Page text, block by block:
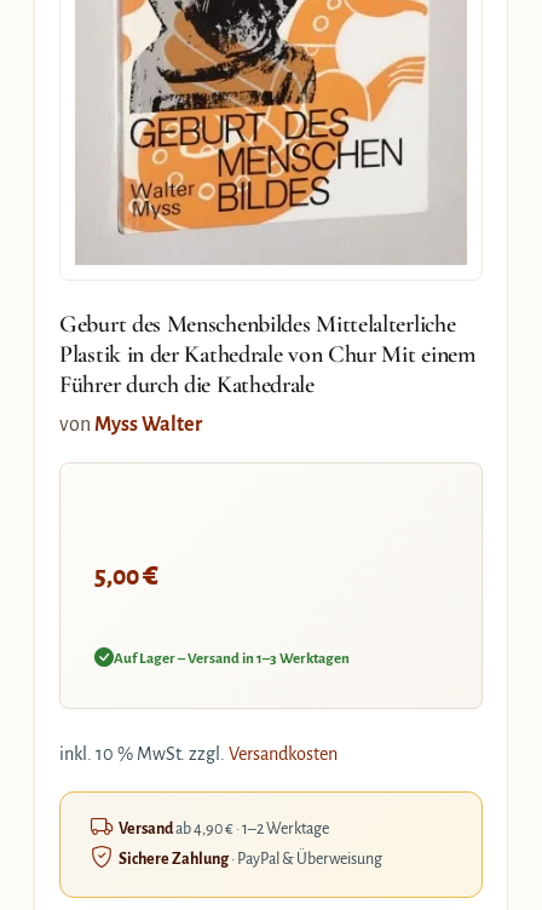
Geburt des Menschenbildes Mittelalterliche
Plastik in der Kathedrale von Chur Mit einem
Führer durch die Kathedrale
von Myss Walter
5,00€
Auf Lager – Versand in 1–3 Werktagen
inkl. 10 % MwSt. zzgl. Versandkosten
Versandab 4,90 € · 1–2 Werktage
Sichere Zahlung· PayPal & Überweisung